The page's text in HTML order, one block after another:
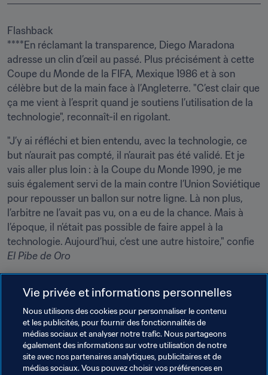
Flashback
****En réclamant la transparence, Diego Maradona
adresse un clin d’œil au passé. Plus précisément à cette
Coupe du Monde de la FIFA, Mexique 1986 et à son
célèbre but de la main face à l’Angleterre. "C’est clair que
ça me vient à l’esprit quand je soutiens l’utilisation de la
technologie", reconnaît-il en rigolant.
"J’y ai réfléchi et bien entendu, avec la technologie, ce
but n’aurait pas compté, il n’aurait pas été validé. Et je
vais aller plus loin : à la Coupe du Monde 1990, je me
suis également servi de la main contre l’Union Soviétique
pour repousser un ballon sur notre ligne. Là non plus,
l’arbitre ne l’avait pas vu, on a eu de la chance. Mais à
l’époque, il n’était pas possible de faire appel à la
El Pibe de Oro
que son but de 1986 qui n’aurait pas été validé.
l’Angleterre a bien gagné la Coupe du Monde 1966 grâce
à un ballon qui n’a pas franchi la ligne ! Ça peut
s’appliquer à tout le monde". Et d’insister : "Il s’est passé
la même chose en 2010, mais dans le sens inverse.
Rappelez-vous de cette frappe de Lampard contre
Vie privée et informations personnelles
Nous utilisons des cookies pour personnaliser le contenu
et les publicités, pour fournir des fonctionnalités de
médias sociaux et analyser notre trafic. Nous partageons
également des informations sur votre utilisation de notre
site avec nos partenaires analytiques, publicitaires et de
médias sociaux. Vous pouvez choisir vos préférences en